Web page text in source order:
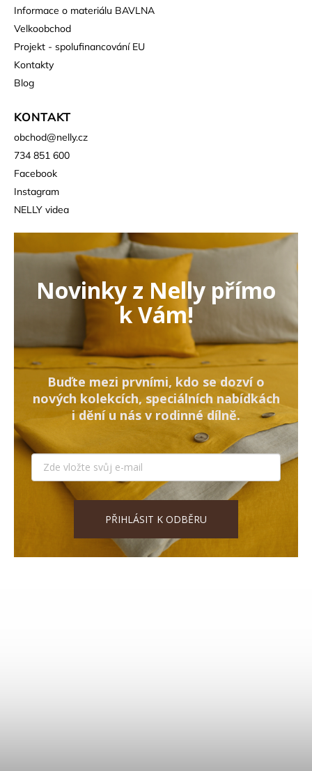
Informace o materiálu BAVLNA
Velkoobchod
Projekt - spolufinancování EU
Kontakty
Blog
KONTAKT
obchod@nelly.cz
734 851 600
Facebook
Instagram
NELLY videa
Novinky z Nelly přímo
k Vám!
Buďte mezi prvními, kdo se dozví o
nových kolekcích, speciálních nabídkách
i dění u nás v rodinné dílně.
PŘIHLÁSIT K ODBĚRU